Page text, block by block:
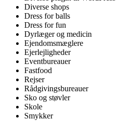
Diverse shops
Dress for balls
Dress for fun
Dyrlæger og medicin
Ejendomsmæglere
Ejerlejligheder
Eventbureauer
Fastfood
Rejser
Rådgivingsbureauer
Sko og støvler
Skole
Smykker